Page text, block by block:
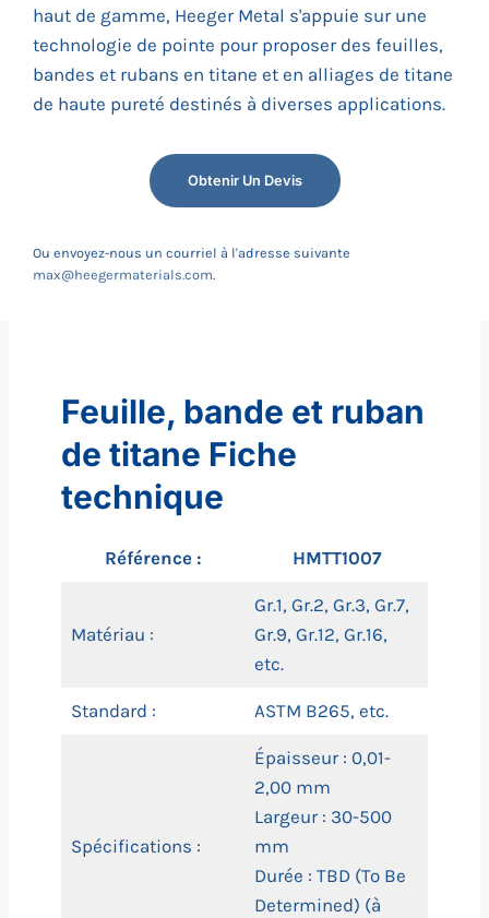
haut de gamme, Heeger Metal s'appuie sur une
technologie de pointe pour proposer des feuilles,
bandes et rubans en titane et en alliages de titane
de haute pureté destinés à diverses applications.
Obtenir Un Devis
Ou envoyez-nous un courriel à l'adresse suivante
max@heegermaterials.com.
Feuille, bande et ruban
de titane Fiche
technique
Référence : HMTT1007
Matériau :
Gr.1, Gr.2, Gr.3, Gr.7,
Gr.9, Gr.12, Gr.16,
etc.
Standard : ASTM B265, etc.
Spécifications :
Épaisseur : 0,01-
2,00 mm
Largeur : 30-500
mm
Durée : TBD (To Be
Determined) (à